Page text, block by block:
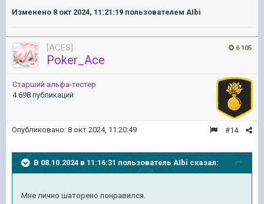
Изменено 8 окт 2024, 11:21:19 пользователем AIbi
6 105
[ACES]
Poker_Ace
Старший альфа-тестер
4 698 публикаций
#14
Опубликовано: 8 окт 2024, 11:20:49
В 08.10.2024 в 11:16:31 пользователь AIbi сказал:
Мне лично шаторено понравился.